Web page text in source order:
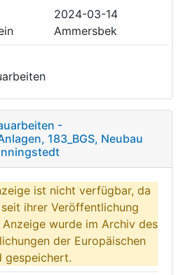
2024-03-14
Ammersbek
-
183_BGS, Neubau
ist nicht verfügbar, da
ihrer Veröffentlichung
wurde im Archiv des
der Europäischen
gespeichert.